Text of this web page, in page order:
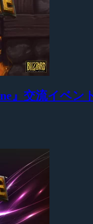
』交流イベン